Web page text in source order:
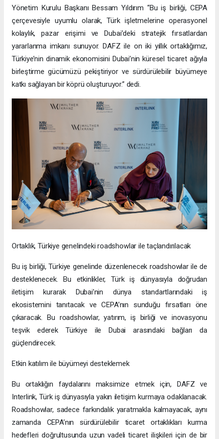
Yönetim Kurulu Başkanı Bessam Yıldırım “Bu iş birliği, CEPA
çerçevesiyle uyumlu olarak, Türk işletmelerine operasyonel
kolaylık, pazar erişimi ve Dubai’deki stratejik fırsatlardan
yararlanma imkanı sunuyor. DAFZ ile on iki yıllık ortaklığımız,
Türkiye’nin dinamik ekonomisini Dubai’nin küresel ticaret ağıyla
birleştirme gücümüzü pekiştiriyor ve sürdürülebilir büyümeye
katkı sağlayan bir köprü oluşturuyor.” dedi.
Ortaklık, Türkiye genelindeki roadshowlar ile taçlandırılacak
Bu iş birliği, Türkiye genelinde düzenlenecek roadshowlar ile de
desteklenecek. Bu etkinlikler, Türk iş dünyasıyla doğrudan
iletişim kurarak Dubai’nin dünya standartlarındaki iş
ekosistemini tanıtacak ve CEPA’nın sunduğu fırsatları öne
çıkaracak. Bu roadshowlar, yatırım, iş birliği ve inovasyonu
teşvik ederek Türkiye ile Dubai arasındaki bağları da
güçlendirecek.
Etkin katılım ile büyümeyi desteklemek
Bu ortaklığın faydalarını maksimize etmek için, DAFZ ve
Interlink, Türk iş dünyasıyla yakın iletişim kurmaya odaklanacak.
Roadshowlar, sadece farkındalık yaratmakla kalmayacak, aynı
zamanda CEPA’nın sürdürülebilir ticaret ortaklıkları kurma
hedefleri doğrultusunda uzun vadeli ticaret ilişkileri için de bir